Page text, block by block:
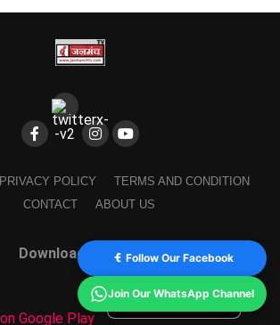
PRIVACY POLICY
TERMS AND CONDITION
CONTACT
ABOUT US
Download Our AppFollow Our Facebook
Join Our WhatsApp Channel